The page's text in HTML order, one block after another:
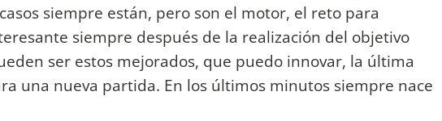
siempre están, pero son el motor, el reto para
siempre después de la realización del objetivo
ser estos mejorados, que puedo innovar, la última
una nueva partida. En los últimos minutos siempre nace